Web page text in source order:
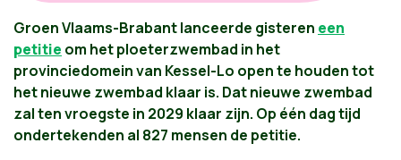
Groen Vlaams-Brabant lanceerde gisteren een
petitie om het ploeterzwembad in het
provinciedomein van Kessel-Lo open te houden tot
het nieuwe zwembad klaar is. Dat nieuwe zwembad
zal ten vroegste in 2029 klaar zijn. Op één dag tijd
ondertekenden al 827 mensen de petitie.